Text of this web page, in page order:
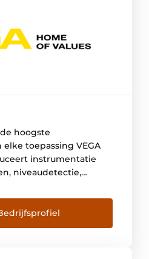
hoogste
toepassing VEGA
instrumentatie
niveaudetectie,
Productie processen
steeds complexer,
dat de
worden gebruikt
om de processen te